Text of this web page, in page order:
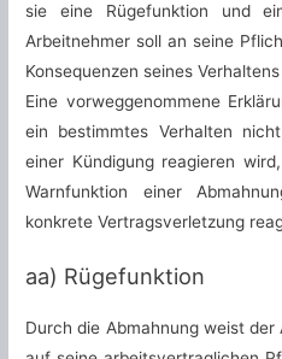
sie eine Rügefunktion und
Arbeitnehmer soll an seine
Konsequenzen seines
Eine vorweggenommene
ein bestimmtes Verhalten
einer Kündigung reagieren
Warnfunktion einer
konkrete Vertragsverletzung
aa) Rügefunktion
Durch die Abmahnung weist